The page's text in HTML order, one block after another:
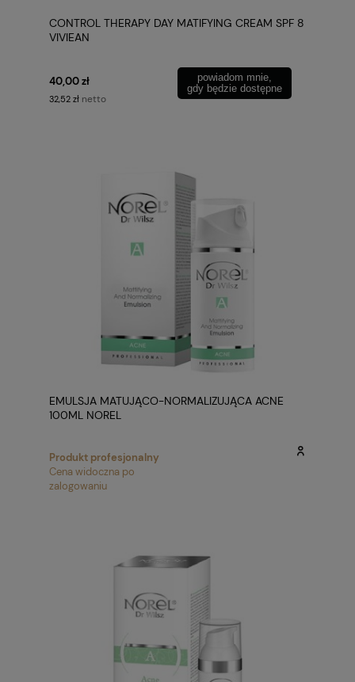
CONTROL THERAPY DAY MATIFYING CREAM SPF 8
VIVIEAN
40,00 zł
32,52 zł netto
powiadom mnie,
gdy będzie dostępne
EMULSJA MATUJĄCO-NORMALIZUJĄCA ACNE
100ML NOREL
Produkt profesjonalny
Cena widoczna po
zalogowaniu